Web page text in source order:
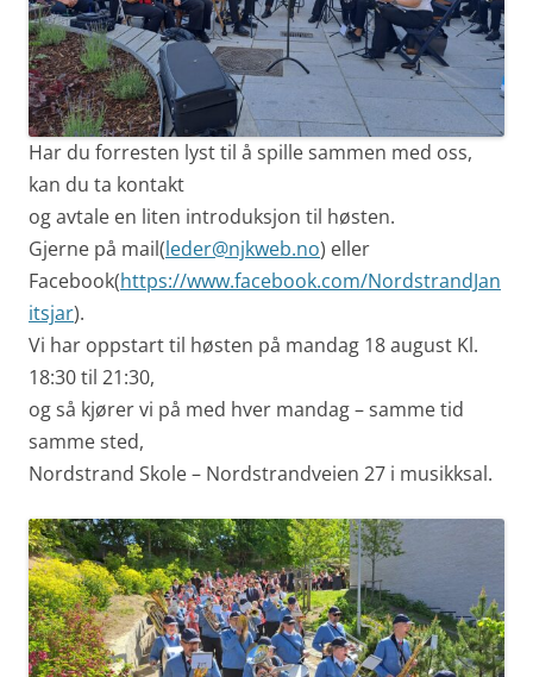
Har du forresten lyst til å spille sammen med oss,
kan du ta kontakt
og avtale en liten introduksjon til høsten.
Gjerne på mail(leder@njkweb.no) eller
Facebook(https://www.facebook.com/NordstrandJan
itsjar).
Vi har oppstart til høsten på mandag 18 august Kl.
18:30 til 21:30,
og så kjører vi på med hver mandag – samme tid
samme sted,
Nordstrand Skole – Nordstrandveien 27 i musikksal.